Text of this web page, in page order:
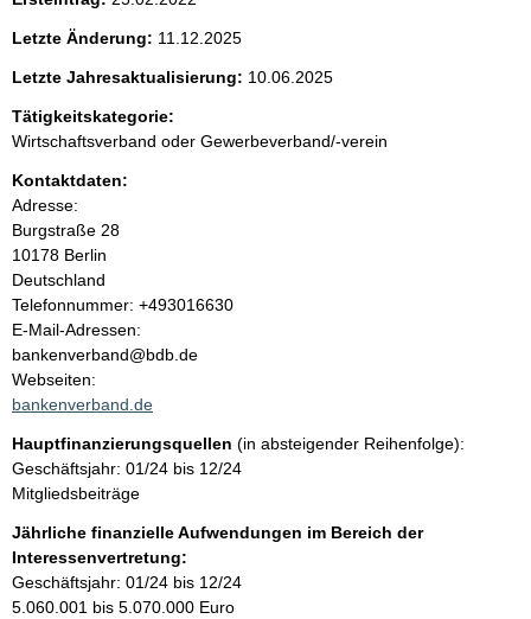
e
n
i
n
h
a
l
t
Letzte Änderung: 11.12.2025
Letzte Jahresaktualisierung: 10.06.2025
Tätigkeitskategorie:
Wirtschaftsverband oder Gewerbeverband/-verein
Kontaktdaten:
Adresse:
Burgstraße 28
10178 Berlin
Deutschland
K
o
n
t
a
t
i
n
f
o
r
m
Telefonnummer: +493016630
E-Mail-Adressen:
bankenverband@bdb.de
Webseiten:
bankenverband.de
Hauptfinanzierungsquellen (in absteigender Reihenfolge):
Geschäftsjahr: 01/24 bis 12/24
Mitgliedsbeiträge
Jährliche finanzielle Aufwendungen im Bereich der
Interessenvertretung:
Geschäftsjahr: 01/24 bis 12/24
5.060.001 bis 5.070.000 Euro